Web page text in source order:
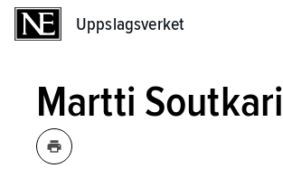
Uppslagsverket
Martti Soutkari